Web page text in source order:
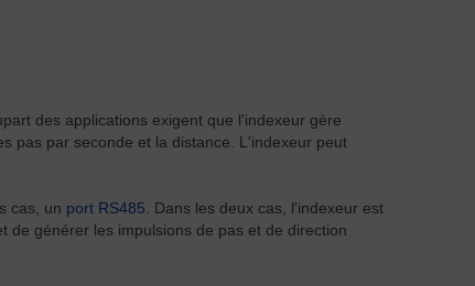
des applications exigent que l'indexeur gère
pas par seconde et la distance. L'indexeur peut
cas, un port RS485 . Dans les deux cas, l'indexeur est
de générer les impulsions de pas et de direction